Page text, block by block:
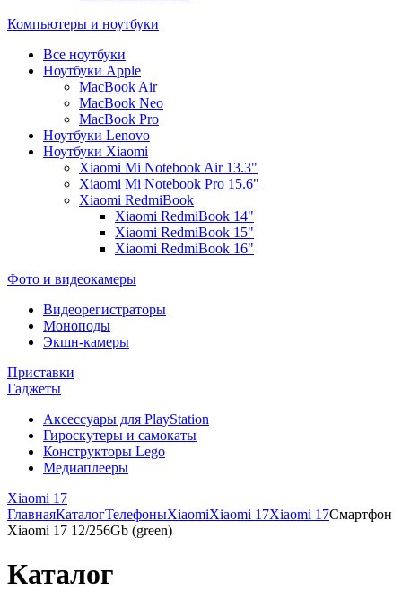
Компьютеры и ноутбуки
Все ноутбуки
Ноутбуки Apple
MacBook Air
MacBook Neo
MacBook Pro
Ноутбуки Lenovo
Ноутбуки Xiaomi
Xiaomi Mi Notebook Air 13.3"
Xiaomi Mi Notebook Pro 15.6"
Xiaomi RedmiBook
Xiaomi RedmiBook 14"
Xiaomi RedmiBook 15"
Xiaomi RedmiBook 16"
Фото и видеокамеры
Видеорегистраторы
Моноподы
Экшн-камеры
Приставки
Гаджеты
Аксессуары для PlayStation
Гироскутеры и самокаты
Конструкторы Lego
Медиаплееры
Xiaomi 17
ГлавнаяКаталогТелефоныXiaomiXiaomi 17Xiaomi 17Смартфон
Xiaomi 17 12/256Gb (green)
Каталог